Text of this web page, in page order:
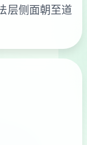
层侧面朝至道